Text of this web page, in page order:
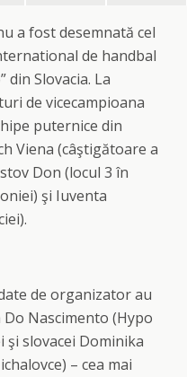
a fost desemnată cel
de handbal
din Slovacia. La
de vicecampioana
puternice din
Viena (câştigătoare a
Don (locul 3 în
şi Iuventa
de organizator au
Nascimento (Hypo
slovacei Dominika
– cea mai